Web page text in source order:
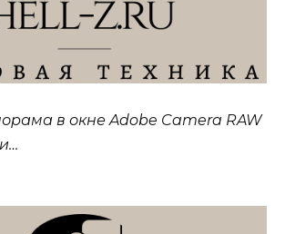
в окне Adobe Camera RAW